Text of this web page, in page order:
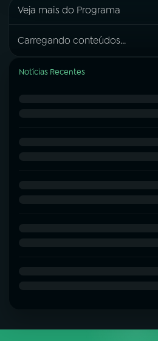
Veja mais do Programa
Carregando conteúdos...
Notícias Recentes